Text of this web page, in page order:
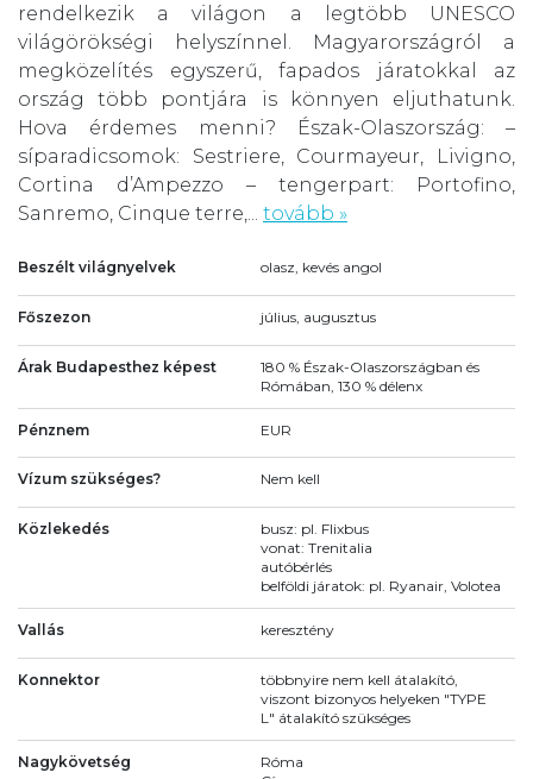
rendelkezik a világon a legtöbb UNESCO
világörökségi helyszínnel. Magyarországról a
megközelítés egyszerű, fapados járatokkal az
ország több pontjára is könnyen eljuthatunk.
Hova érdemes menni? Észak-Olaszország: –
síparadicsomok: Sestriere, Courmayeur, Livigno,
Cortina d’Ampezzo – tengerpart: Portofino,
Sanremo, Cinque terre,... tovább »
Beszélt világnyelvek olasz, kevés angol
Főszezon július, augusztus
Árak Budapesthez képest
180 % Észak-Olaszországban és
Rómában, 130 % délenx
Pénznem EUR
Vízum szükséges? Nem kell
Közlekedés
busz: pl. Flixbus
vonat: Trenitalia
autóbérlés
belföldi járatok: pl. Ryanair, Volotea
Vallás keresztény
Konnektor
többnyire nem kell átalakító,
viszont bizonyos helyeken "TYPE
L" átalakító szükséges
Nagykövetség
Róma